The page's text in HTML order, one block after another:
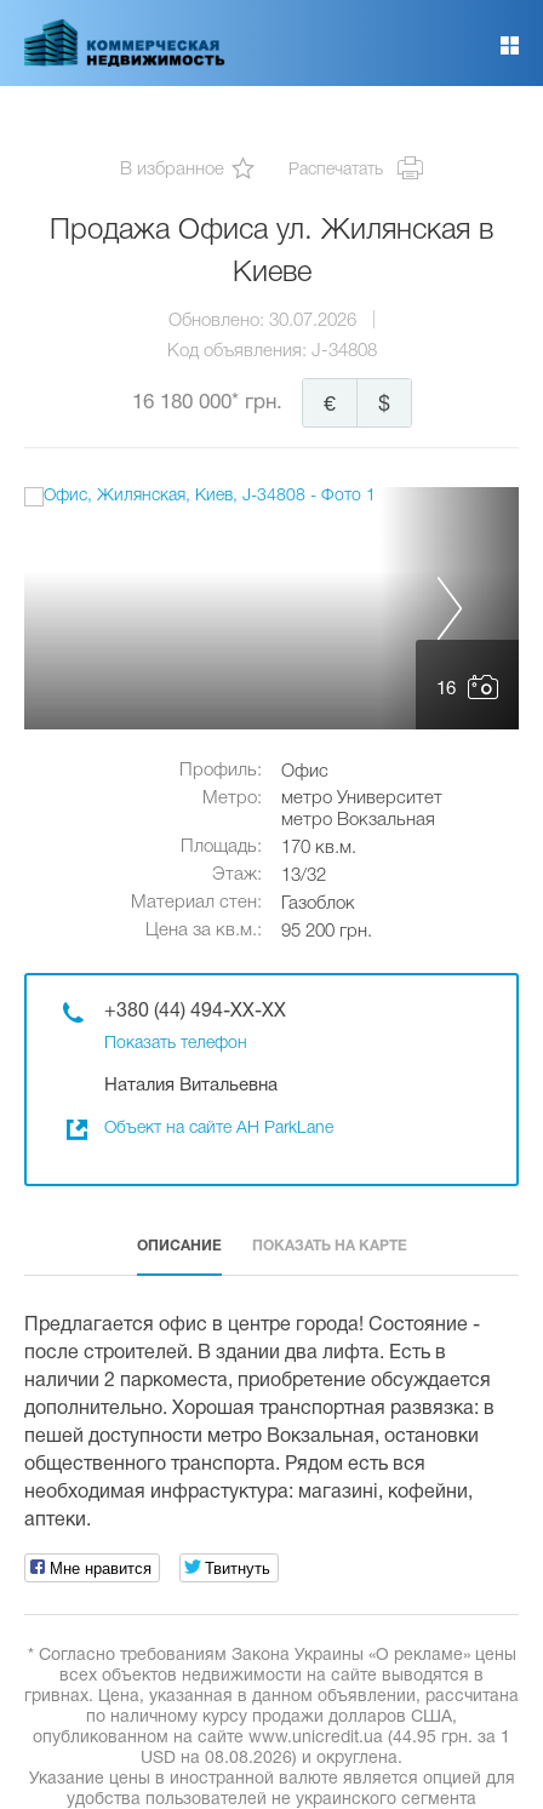
основному
В избранное Распечатать
Продажа Офиса ул. Жилянская в
Киеве
Обновлено: 30.07.2026
Код объявления: J-34808
16 180 000* грн. $
€
16
Профиль:
Офис
Метро:
метро Университет
метро Вокзальная
Площадь:
170 кв.м.
Этаж:
13/32
Материал стен:
Газоблок
Цена за кв.м.:
95 200 грн.
+380 (44) 494-XX-XX
Показать телефон
Наталия Витальевна
Объект на сайте АН ParkLane
ОПИСАНИЕ ПОКАЗАТЬ НА КАРТЕ
Предлагается офис в центре города! Состояние -
после строителей. В здании два лифта. Есть в
наличии 2 паркоместа, приобретение обсуждается
дополнительно. Хорошая транспортная развязка: в
пешей доступности метро Вокзальная, остановки
общественного транспорта. Рядом есть вся
необходимая инфрастуктура: магазині, кофейни,
аптеки.
Мне нравится Твитнуть
* Согласно требованиям Закона Украины «О рекламе» цены
всех объектов недвижимости на сайте выводятся в
гривнах. Цена, указанная в данном объявлении, рассчитана
по наличному курсу продажи долларов США,
опубликованном на сайте www.unicredit.ua (44.95 грн. за 1
USD на 08.08.2026) и округлена.
Указание цены в иностранной валюте является опцией для
удобства пользователей не украинского сегмента